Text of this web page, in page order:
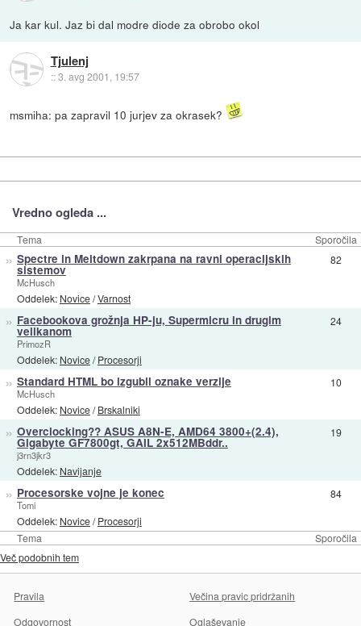
Ja kar kul. Jaz bi dal modre diode za obrobo okol
Tjulenj
::3. avg 2001, 19:57
msmiha: pa zapravil 10 jurjev za okrasek?
Vredno ogleda ...
Tema Sporočila
Tema Sporočila
» Spectre in Meltdown zakrpana na ravni operacijskih
sistemov
McHusch
Oddelek: Novice/Varnost
82
» Facebookova grožnja HP-ju, Supermicru in drugim
velikanom
PrimozR
Oddelek: Novice/Procesorji
24
» Standard HTML bo izgubil oznake verzije
McHusch
Oddelek: Novice/Brskalniki
10
» Overclocking?? ASUS A8N-E, AMD64 3800+(2.4),
Gigabyte GF7800gt, GAIL 2x512MBddr..
j3rn3jkr3
Oddelek: Navijanje
19
» Procesorske vojne je konec
Tomi
Oddelek: Novice/Procesorji
84
Več podobnih tem
Pravila
Večina pravic pridržanih
Odgovornost
Oglaševanje